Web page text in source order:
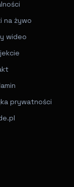
na żywo
wideo
prywatności